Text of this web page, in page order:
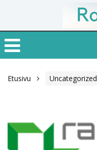
Etusivu Uncategorized